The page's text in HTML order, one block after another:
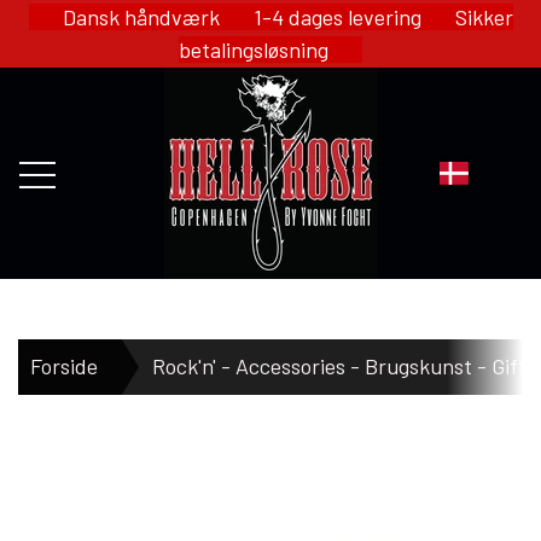
Dansk håndværk 1-4 dages levering Sikker
betalingsløsning
FORSIDE
Forside Rock'n' - Accessories - Brugskunst -